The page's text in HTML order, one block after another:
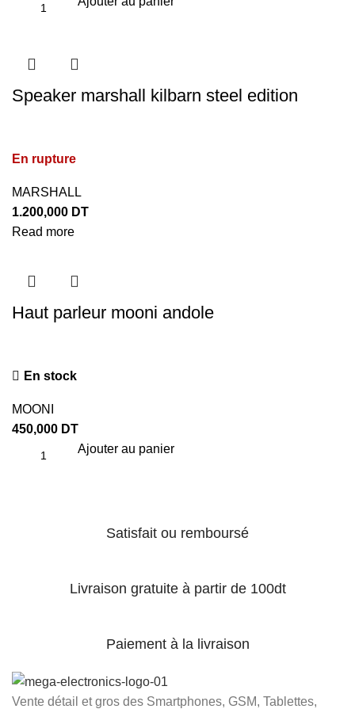
Speaker marshall kilbarn steel edition
En rupture
MARSHALL
1.200,000 DT
Read more
Haut parleur mooni andole
En stock
MOONI
450,000 DT
Ajouter au panier
Satisfait ou remboursé
Livraison gratuite à partir de 100dt
Paiement à la livraison
Vente détail et gros des Smartphones, GSM, Tablettes,